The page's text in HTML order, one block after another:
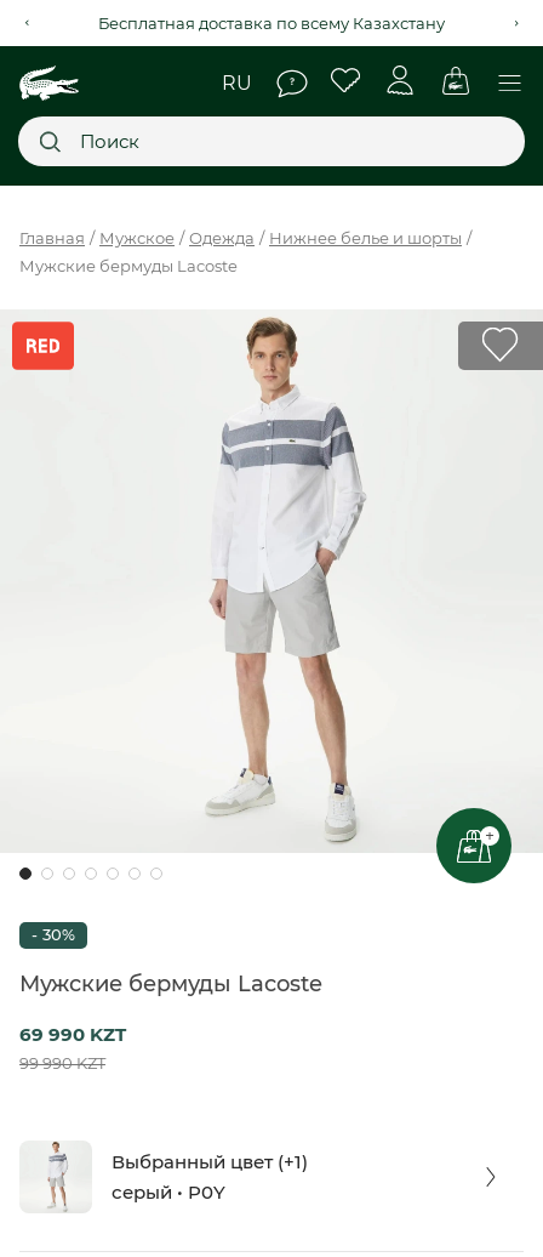
Рассрочка на 4 месяца через Kaspi Red+
НОВИНКИ
SALE
Главная Мужское Одежда
Нижнее белье и шорты
Мужские бермуды Lacoste
+
- 30%
Мужские бермуды Lacoste
69 990 KZT
99 990 KZT
Выбранный цвет (+1)
серый • P0Y